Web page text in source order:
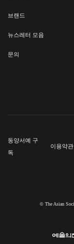
브랜드
뉴스레터 모음
문의
동양서예 구
독
이용약관
© The Asian